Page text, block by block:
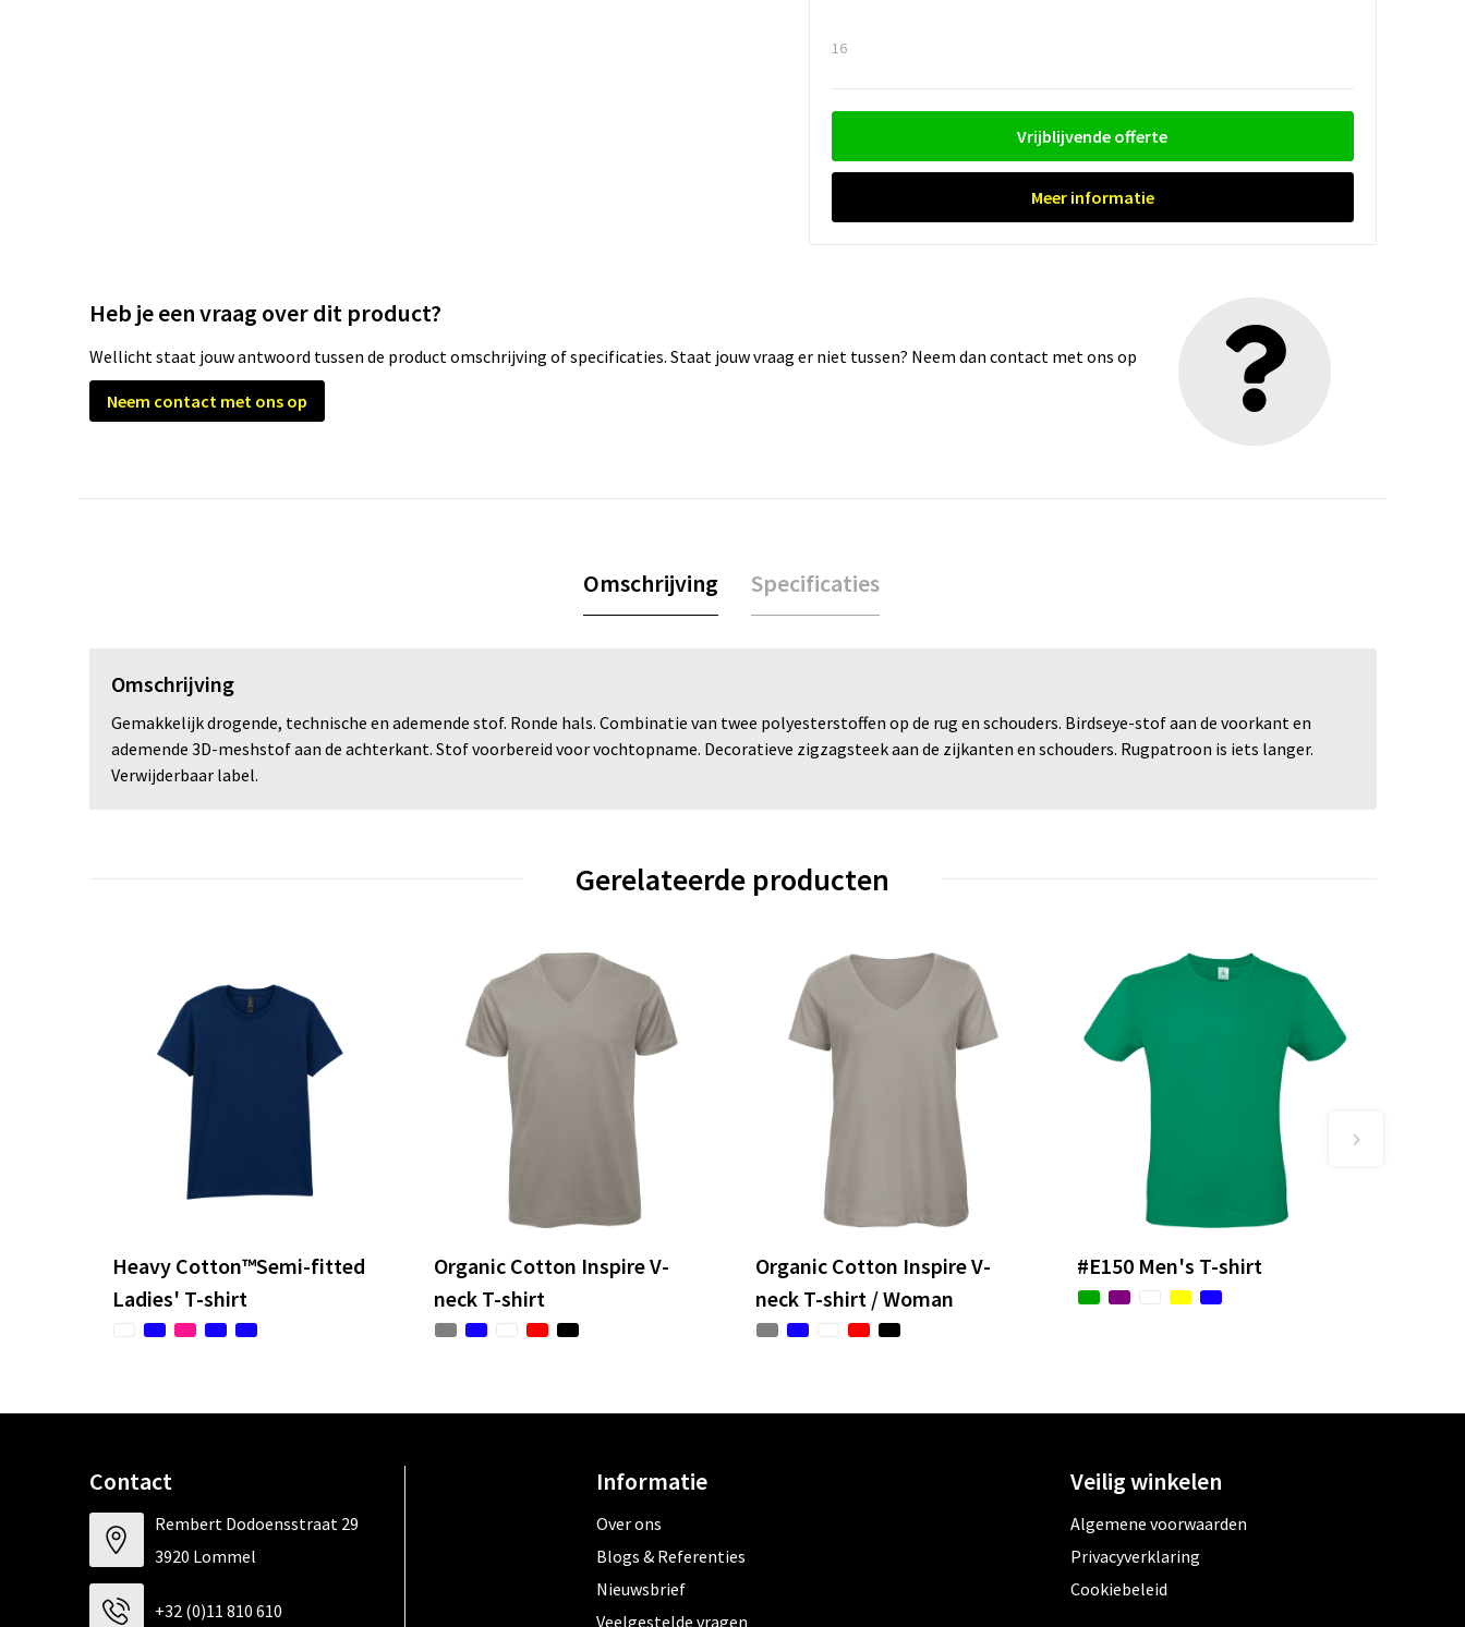
16
Vrijblijvende offerte
Meer informatie
Heb je een vraag over dit product?
Wellicht staat jouw antwoord tussen de product omschrijving of specificaties. Staat jouw vraag er niet tussen? Neem dan contact met ons op
Neem contact met ons op
Omschrijving Specificaties
Omschrijving
Gemakkelijk drogende, technische en ademende stof. Ronde hals. Combinatie van twee polyesterstoffen op de rug en schouders. Birdseye-stof aan de voorkant en
ademende 3D-meshstof aan de achterkant. Stof voorbereid voor vochtopname. Decoratieve zigzagsteek aan de zijkanten en schouders. Rugpatroon is iets langer.
Verwijderbaar label.
Gerelateerde producten
Heavy Cotton™Semi-fitted
Ladies' T-shirt
Organic Cotton Inspire V-
neck T-shirt
Organic Cotton Inspire V-
neck T-shirt / Woman
#E150 Men's T-shirt
Contact
Rembert Dodoensstraat 29
3920 Lommel
+32 (0)11 810 610
Informatie
Over ons
Blogs & Referenties
Nieuwsbrief
Veelgestelde vragen
Veilig winkelen
Algemene voorwaarden
Privacyverklaring
Cookiebeleid